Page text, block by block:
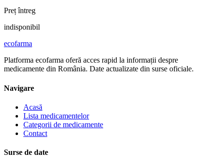
Preț întreg
indisponibil
ecofarma
Platforma ecofarma oferă acces rapid la informații despre
medicamente din România. Date actualizate din surse oficiale.
Navigare
Acasă
Lista medicamentelor
Categorii de medicamente
Contact
Surse de date